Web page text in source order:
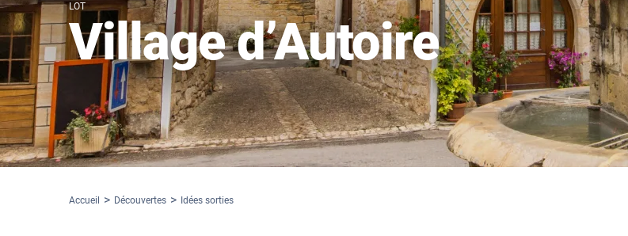
LOT
Village d’Autoire
Accueil Découvertes Idées sorties